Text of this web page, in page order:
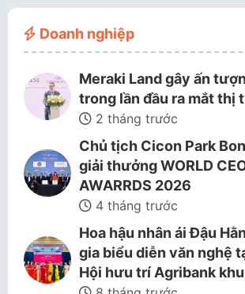
Doanh nghiệp
Meraki Land gây ấn
trong lần đầu ra mắt thị
2 tháng trước
Chủ tịch Cicon Park
giải thưởng WORLD
AWARRDS 2026
4 tháng trước
Hoa hậu nhân ái Đậu
gia biểu diễn văn nghệ
Hội hưu trí Agribank